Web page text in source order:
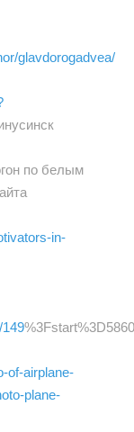
glavdorogadvea/
по белым
in-
of-airplane-
plane-